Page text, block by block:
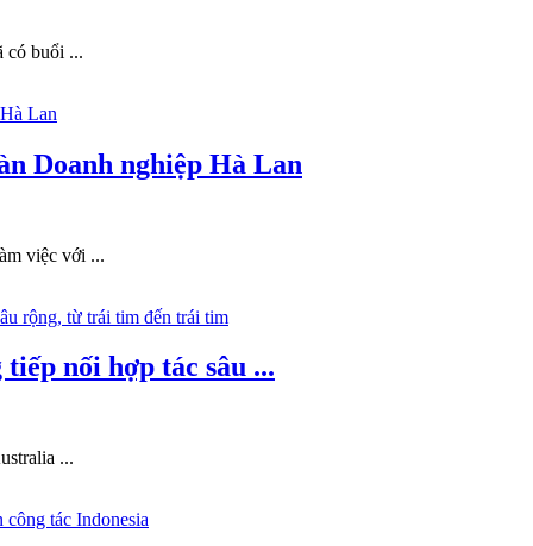
có buổi ...
Doanh nghiệp Hà Lan
việc với ...
nối hợp tác sâu ...
...